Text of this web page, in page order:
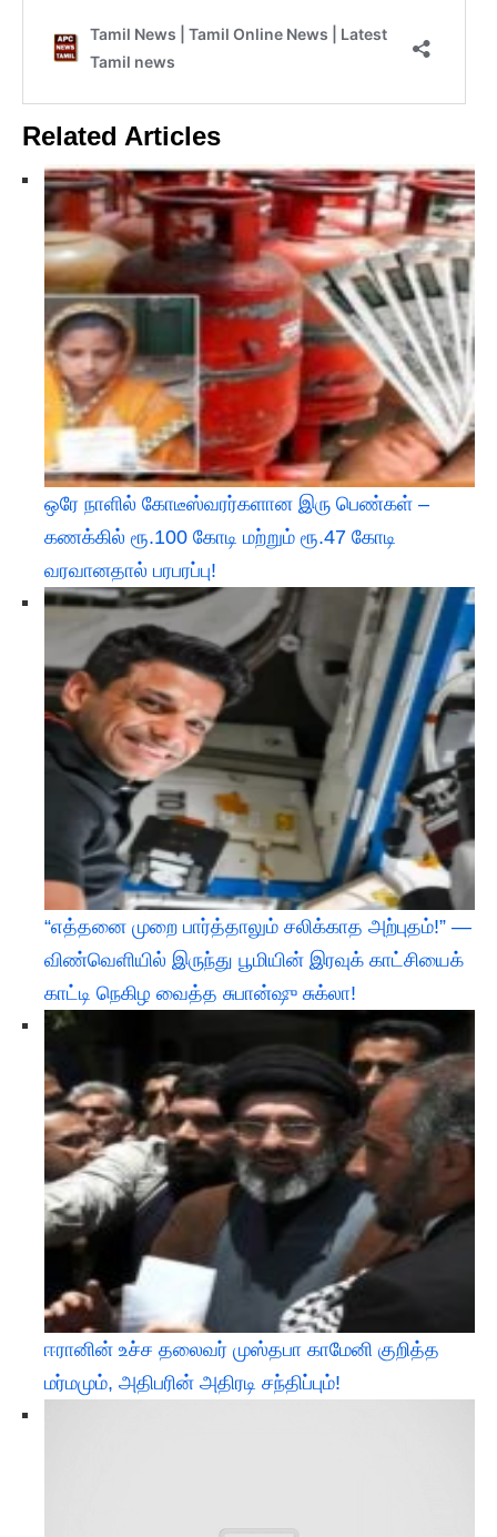
Related Articles
ஒரே நாளில் கோடீஸ்வரர்களான இரு பெண்கள் –
கணக்கில் ரூ.100 கோடி மற்றும் ரூ.47 கோடி
வரவானதால் பரபரப்பு!
“எத்தனை முறை பார்த்தாலும் சலிக்காத அற்புதம்!” —
விண்வெளியில் இருந்து பூமியின் இரவுக் காட்சியைக்
காட்டி நெகிழ வைத்த சுபான்ஷு சுக்லா!
ஈரானின் உச்ச தலைவர் முஸ்தபா காமேனி குறித்த
மர்மமும், அதிபரின் அதிரடி சந்திப்பும்!